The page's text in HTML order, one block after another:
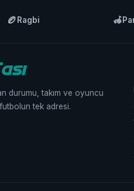
🏉 Ragbi 🦽
durumu, takım ve oyuncu
tek adresi.